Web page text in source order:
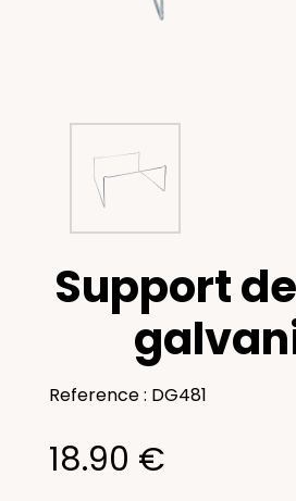
Support
Reference : DG481
18.90 €